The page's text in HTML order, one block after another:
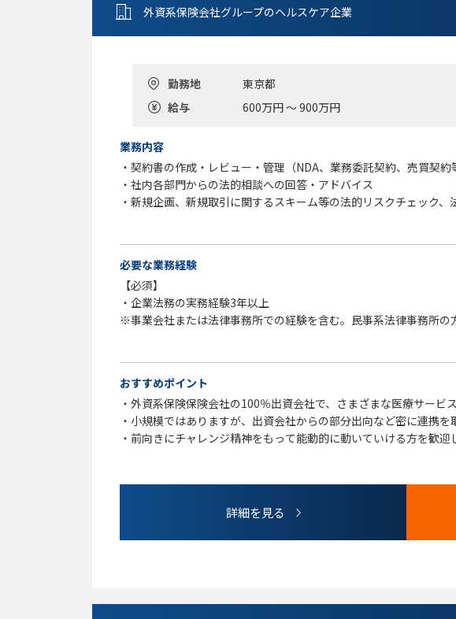
・会社組織
組織構成がフラットで、法務メンバーもCEO直轄のジェネラルカウ
・自社の拡大成長への関与
比較的若いファンドで、今も拡大成長を続けています。その成長
法務として期待される役割機能も変わりつつあります。法務として
外資系保険会社グループのヘルスケア企業
勤務地
東京都
給与
600万円 ～ 900万円
業務内容
・契約書の作成・レビュー・管理（NDA、業務委託契約、売買契約
・社内各部門からの法的相談への回答・アドバイス
・新規企画、新規取引に関するスキーム等の法的リスクチェック
・トラブル・法的紛争への対応（顧問弁護士との連携を含む）
必要な業務経験
【必須】
・企業法務の実務経験3年以上
※事業会社または法律事務所での経験を含む。民事系法律事務所の
【歓迎】
・スタートアップ企業での法務経験
・労働法（労働基準法、労働契約法など）、医療関連法（医師法、
る知識
おすすめポイント
・外資系保険保険会社の100％出資会社で、さまざまな医療サービ
・小規模ではありますが、出資会社からの部分出向など密に連携を
・前向きにチャレンジ精神をもって能動的に動いていける方を歓迎
詳細を見る